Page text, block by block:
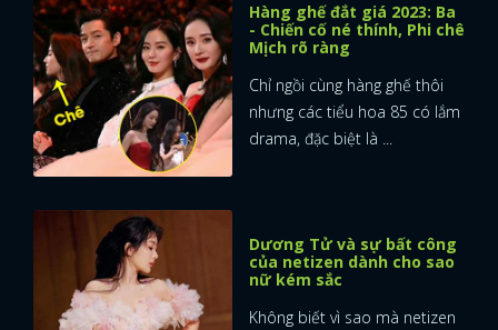
Hàng ghế đắt giá 2023: Ba
- Chiến cố né thính, Phi chê
Mịch rõ ràng
Chỉ ngồi cùng hàng ghế thôi
nhưng các tiểu hoa 85 có lắm
drama, đặc biệt là ...
Dương Tử và sự bất công
của netizen dành cho sao
nữ kém sắc
Không biết vì sao mà netizen